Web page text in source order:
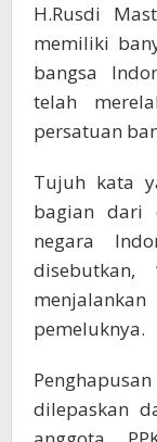
H.Rusdi
memiliki
bangsa
telah
persatuan
Tujuh kata
bagian dari
negara
disebutkan,
pemeluknya.
dilepaskan